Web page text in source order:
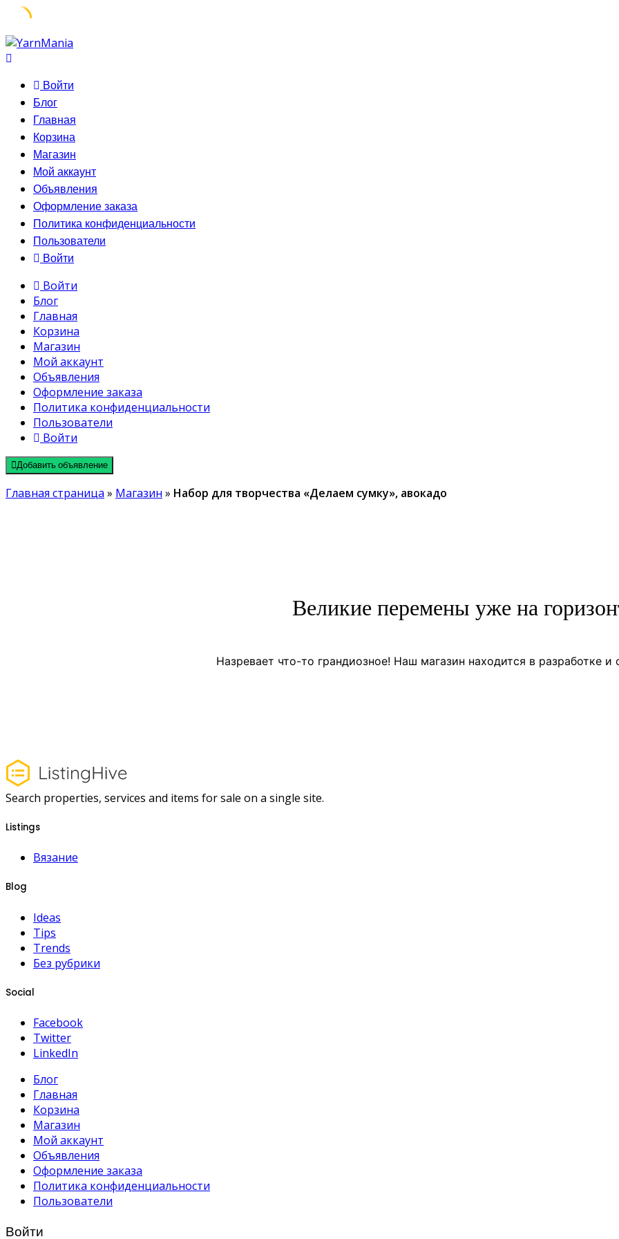
Skip
to
Войти
Блог
Главная
Корзина
Магазин
Мой аккаунт
Объявления
Оформление заказа
Политика конфиденциальности
Пользователи
Войти
Войти
Блог
Главная
Корзина
Магазин
Мой аккаунт
Объявления
Оформление заказа
Политика конфиденциальности
Пользователи
Войти
Добавить объявление
Главная страница » Магазин » Набор для творчества «Делаем сумку», авокадо
Великие перемены уже на
Назревает что-то грандиозное! Наш магазин находится в разработке и
Search properties, services and items for sale on a single site.
Listings
Вязание
Blog
Ideas
Tips
Trends
Без рубрики
Social
Facebook
Twitter
LinkedIn
Блог
Главная
Корзина
Магазин
Мой аккаунт
Объявления
Оформление заказа
Политика конфиденциальности
Пользователи
Войти